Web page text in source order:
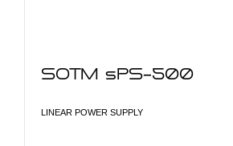
SOTM sPS-500
LINEAR POWER SUPPLY